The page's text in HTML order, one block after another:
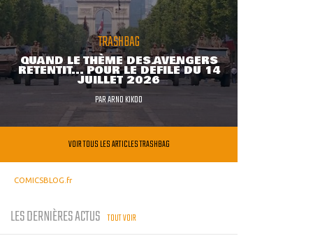
TRASHBAG
QUAND LE THÈME DES AVENGERS
RETENTIT... POUR LE DÉFILÉ DU 14
JUILLET 2026
PARARNO KIKOO
VOIR TOUS LES ARTICLES TRASHBAG
COMICSBLOG.fr
LES DERNIÈRES ACTUS TOUT VOIR